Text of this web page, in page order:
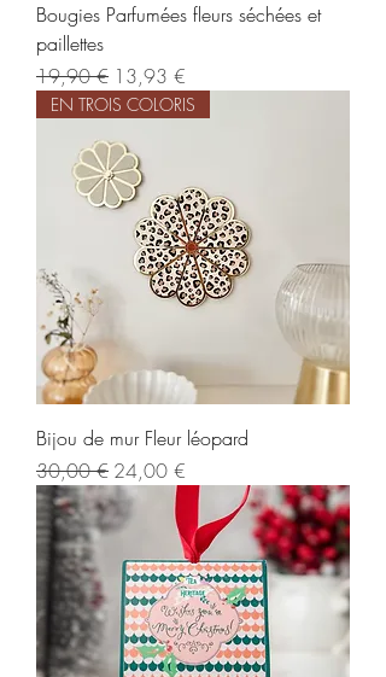
Bougies Parfumées fleurs séchées et
paillettes
Regularna cena
19,90 € Cena rabatowa
13,93 €
EN TROIS COLORIS
Bijou de mur Fleur léopard
Regularna cena
30,00 € Cena rabatowa
24,00 €